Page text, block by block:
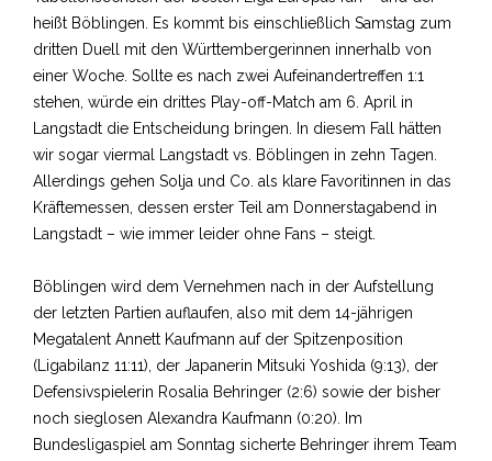
heißt Böblingen. Es kommt bis einschließlich Samstag zum
dritten Duell mit den Württembergerinnen innerhalb von
einer Woche. Sollte es nach zwei Aufeinandertreffen 1:1
stehen, würde ein drittes Play-off-Match am 6. April in
Langstadt die Entscheidung bringen. In diesem Fall hätten
wir sogar viermal Langstadt vs. Böblingen in zehn Tagen.
Allerdings gehen Solja und Co. als klare Favoritinnen in das
Kräftemessen, dessen erster Teil am Donnerstagabend in
Langstadt – wie immer leider ohne Fans – steigt.
Böblingen wird dem Vernehmen nach in der Aufstellung
der letzten Partien auflaufen, also mit dem 14-jährigen
Megatalent Annett Kaufmann auf der Spitzenposition
(Ligabilanz 11:11), der Japanerin Mitsuki Yoshida (9:13), der
Defensivspielerin Rosalia Behringer (2:6) sowie der bisher
noch sieglosen Alexandra Kaufmann (0:20). Im
Bundesligaspiel am Sonntag sicherte Behringer ihrem Team